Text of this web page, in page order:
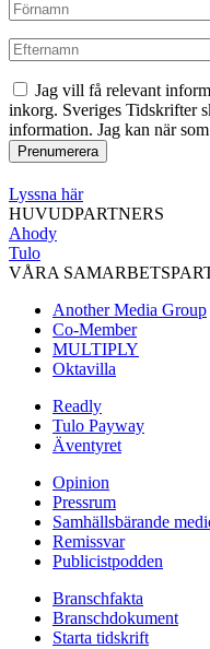
Jag vill få relevant
inkorg. Sveriges Tidskrifter
information. Jag kan när
Lyssna här
HUVUDPARTNERS
Ahody
Tulo
VÅRA
Another Media Group
Co-Member
MULTIPLY
Oktavilla
Readly
Tulo Payway
Äventyret
Opinion
Pressrum
Samhällsbärande
Remissvar
Publicistpodden
Branschfakta
Branschdokument
Starta tidskrift